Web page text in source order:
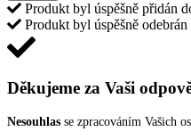
Produkt byl úspěšně přidán
Produkt byl úspěšně
Děkujeme za Vaši
Nesouhlas se zpracováním Vašich